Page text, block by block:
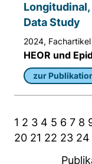
Data Study
2024,
HEOR und
zur
1 2 3 4 5 6 7 8
20 21 22 23 24